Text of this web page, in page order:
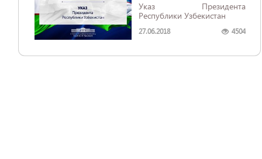
Указ Президента
Республики Узбекистан
27.06.2018 4504